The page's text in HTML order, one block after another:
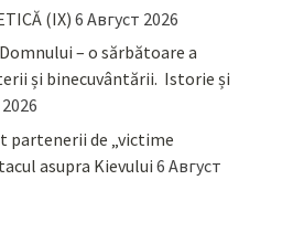
(IX) 6 Август 2026
– o sărbătoare a
și binecuvântării. Istorie și
partenerii de „victime
asupra Kievului 6 Август